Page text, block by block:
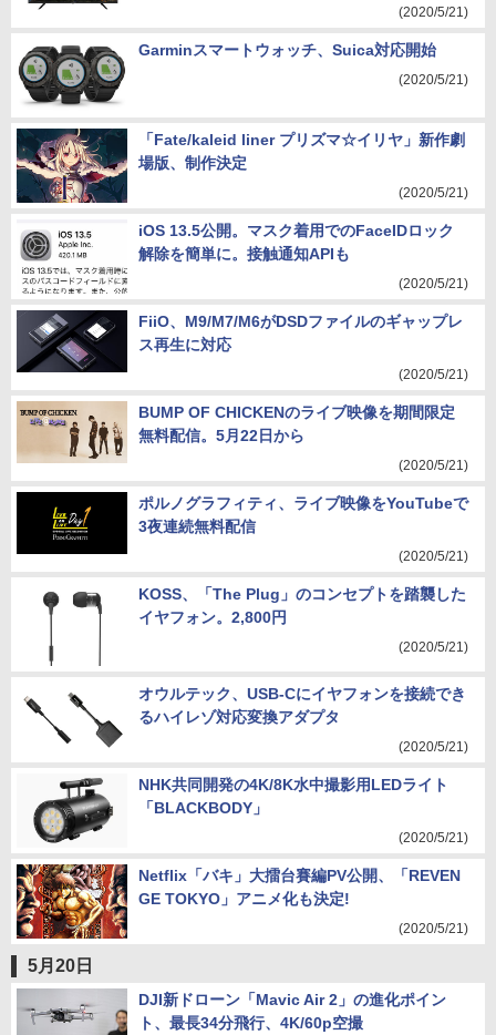
(2020/5/21)
Garminスマートウォッチ、Suica対応開始
(2020/5/21)
「Fate/kaleid liner プリズマ☆イリヤ」新作劇
場版、制作決定
(2020/5/21)
iOS 13.5公開。マスク着用でのFaceIDロック
解除を簡単に。接触通知APIも
(2020/5/21)
FiiO、M9/M7/M6がDSDファイルのギャップレ
ス再生に対応
(2020/5/21)
BUMP OF CHICKENのライブ映像を期間限定
無料配信。5月22日から
(2020/5/21)
ポルノグラフィティ、ライブ映像をYouTubeで
3夜連続無料配信
(2020/5/21)
KOSS、「The Plug」のコンセプトを踏襲した
イヤフォン。2,800円
(2020/5/21)
オウルテック、USB-Cにイヤフォンを接続でき
るハイレゾ対応変換アダプタ
(2020/5/21)
NHK共同開発の4K/8K水中撮影用LEDライト
「BLACKBODY」
(2020/5/21)
Netflix「バキ」大擂台賽編PV公開、「REVEN
GE TOKYO」アニメ化も決定!
(2020/5/21)
5月20日
DJI新ドローン「Mavic Air 2」の進化ポイン
ト、最長34分飛行、4K/60p空撮